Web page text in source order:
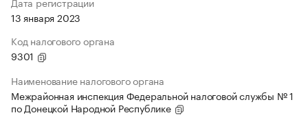
13 января 2023
Код налогового органа
9301
Наименование налогового органа
Межрайонная инспекция Федеральной налоговой службы № 1
по Донецкой Народной Республике